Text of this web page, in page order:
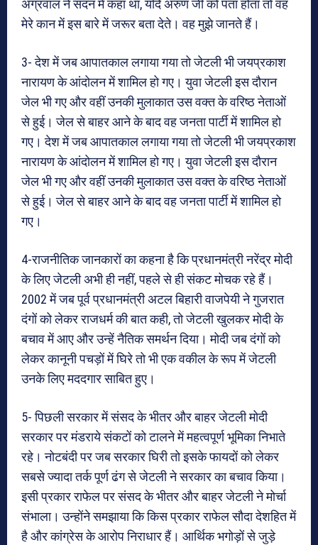
अग्रवाल ने सदन में कहा था, यदि अरुण जी को पता होता तो वह
मेरे कान में इस बारे में जरूर बता देते। वह मुझे जानते हैं।
3- देश में जब आपातकाल लगाया गया तो जेटली भी जयप्रकाश
नारायण के आंदोलन में शामिल हो गए। युवा जेटली इस दौरान
जेल भी गए और वहीं उनकी मुलाकात उस वक्त के वरिष्ठ नेताओं
से हुई। जेल से बाहर आने के बाद वह जनता पार्टी में शामिल हो
गए। देश में जब आपातकाल लगाया गया तो जेटली भी जयप्रकाश
नारायण के आंदोलन में शामिल हो गए। युवा जेटली इस दौरान
जेल भी गए और वहीं उनकी मुलाकात उस वक्त के वरिष्ठ नेताओं
से हुई। जेल से बाहर आने के बाद वह जनता पार्टी में शामिल हो
गए।
4-राजनीतिक जानकारों का कहना है कि प्रधानमंत्री नरेंद्र मोदी
के लिए जेटली अभी ही नहीं, पहले से ही संकट मोचक रहे हैं।
2002 में जब पूर्व प्रधानमंत्री अटल बिहारी वाजपेयी ने गुजरात
दंगों को लेकर राजधर्म की बात कही, तो जेटली खुलकर मोदी के
बचाव में आए और उन्हें नैतिक समर्थन दिया। मोदी जब दंगों को
लेकर कानूनी पचड़ों में घिरे तो भी एक वकील के रूप में जेटली
उनके लिए मददगार साबित हुए।
5- पिछली सरकार में संसद के भीतर और बाहर जेटली मोदी
सरकार पर मंडराये संकटों को टालने में महत्वपूर्ण भूमिका निभाते
रहे। नोटबंदी पर जब सरकार घिरी तो इसके फायदों को लेकर
सबसे ज्यादा तर्क पूर्ण ढंग से जेटली ने सरकार का बचाव किया।
इसी प्रकार राफेल पर संसद के भीतर और बाहर जेटली ने मोर्चा
संभाला। उन्होंने समझाया कि किस प्रकार राफेल सौदा देशहित में
है और कांग्रेस के आरोप निराधार हैं। आर्थिक भगोड़ों से जुड़े